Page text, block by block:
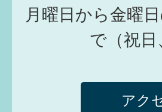
月曜日から金曜
で（祝
アク